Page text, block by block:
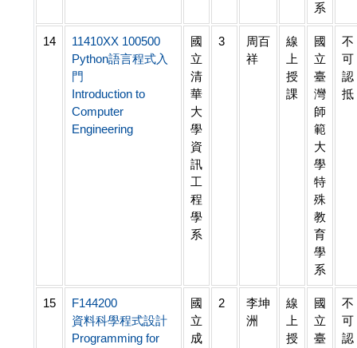
系
14
11410XX 100500
Python語言程式入
門
Introduction to
Computer
Engineering
國
立
清
華
大
學
資
訊
工
程
學
系
3
周百
祥
線
上
授
課
國
立
臺
灣
師
範
大
學
特
殊
教
育
學
系
不
可
認
抵
15
F144200
資料科學程式設計
Programming for
國
立
成
2
李坤
洲
線
上
授
國
立
臺
不
可
認